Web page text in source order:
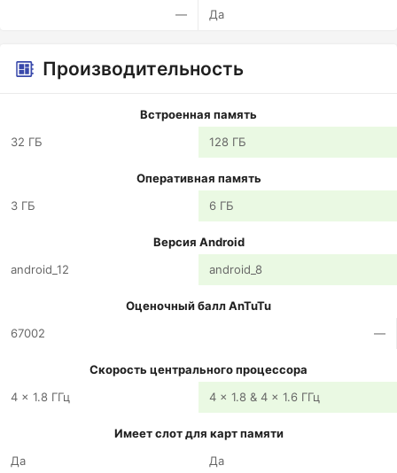
— Да
Производительность
Встроенная память
32 ГБ
128 ГБ
Оперативная память
3 ГБ
6 ГБ
Версия Android
android_12
android_8
Оценочный балл AnTuTu
67002
—
Скорость центрального процессора
4 x 1.8 ГГц
4 x 1.8 & 4 x 1.6 ГГц
Имеет слот для карт памяти
Да
Да